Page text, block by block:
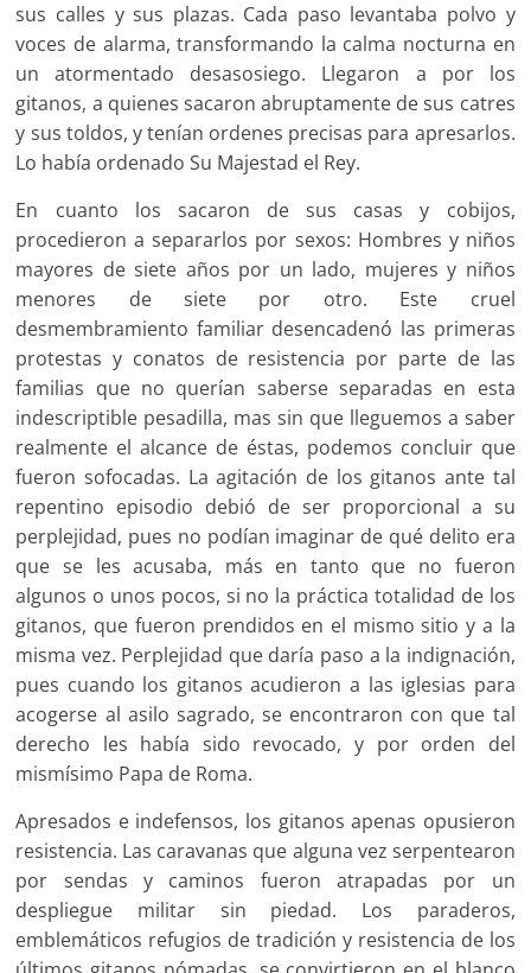
sus calles y sus plazas. Cada paso levantaba polvo y
voces de alarma, transformando la calma nocturna en
un atormentado desasosiego. Llegaron a por los
gitanos, a quienes sacaron abruptamente de sus catres
y sus toldos, y tenían ordenes precisas para apresarlos.
Lo había ordenado Su Majestad el Rey.
En cuanto los sacaron de sus casas y cobijos,
procedieron a separarlos por sexos: Hombres y niños
mayores de siete años por un lado, mujeres y niños
menores de siete por otro. Este cruel
desmembramiento familiar desencadenó las primeras
protestas y conatos de resistencia por parte de las
familias que no querían saberse separadas en esta
indescriptible pesadilla, mas sin que lleguemos a saber
realmente el alcance de éstas, podemos concluir que
fueron sofocadas. La agitación de los gitanos ante tal
repentino episodio debió de ser proporcional a su
perplejidad, pues no podían imaginar de qué delito era
que se les acusaba, más en tanto que no fueron
algunos o unos pocos, si no la práctica totalidad de los
gitanos, que fueron prendidos en el mismo sitio y a la
misma vez. Perplejidad que daría paso a la indignación,
pues cuando los gitanos acudieron a las iglesias para
acogerse al asilo sagrado, se encontraron con que tal
derecho les había sido revocado, y por orden del
mismísimo Papa de Roma.
Apresados e indefensos, los gitanos apenas opusieron
resistencia. Las caravanas que alguna vez serpentearon
por sendas y caminos fueron atrapadas por un
despliegue militar sin piedad. Los paraderos,
emblemáticos refugios de tradición y resistencia de los